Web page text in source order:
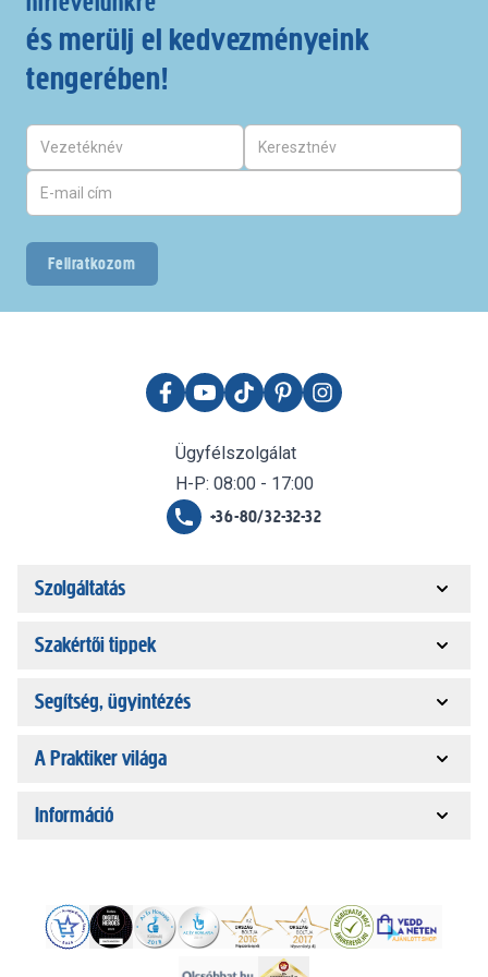
és merülj el kedvezményeink
tengerében!
Feliratkozom
Ügyfélszolgálat
H-P: 08:00 - 17:00
+36-80/32-32-32
Szolgáltatás
Szakértői tippek
Segítség, ügyintézés
A Praktiker világa
Információ